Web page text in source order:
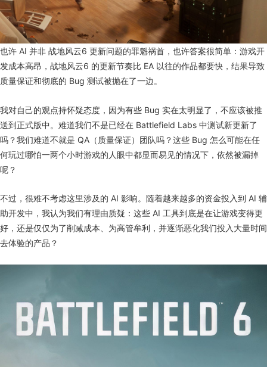
也许 AI 并非 战地风云6 更新问题的罪魁祸首，也许答案很简单：游戏开
发成本高昂，战地风云6 的更新节奏比 EA 以往的作品都要快，结果导致
质量保证和彻底的 Bug 测试被抛在了一边。
我对自己的观点持怀疑态度，因为有些 Bug 实在太明显了，不应该被推
送到正式版中。难道我们不是已经在 Battlefield Labs 中测试新更新了
吗？我们难道不就是 QA（质量保证）团队吗？这些 Bug 怎么可能在任
何玩过哪怕一两个小时游戏的人眼中都显而易见的情况下，依然被漏掉
呢？
不过，很难不考虑这里涉及的 AI 影响。随着越来越多的资金投入到 AI 辅
助开发中，我认为我们有理由质疑：这些 AI 工具到底是在让游戏变得更
好，还是仅仅为了削减成本、为高管牟利，并逐渐恶化我们投入大量时间
去体验的产品？